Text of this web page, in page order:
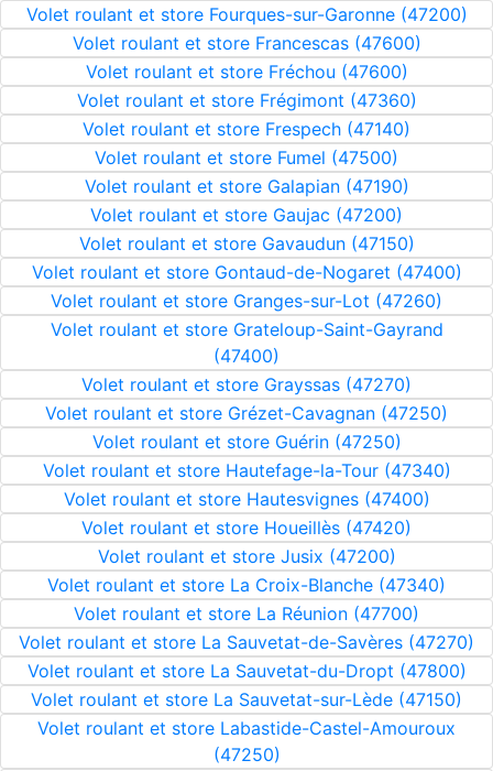
Volet roulant et store Fourques-sur-Garonne (47200)
Volet roulant et store Francescas (47600)
Volet roulant et store Fréchou (47600)
Volet roulant et store Frégimont (47360)
Volet roulant et store Frespech (47140)
Volet roulant et store Fumel (47500)
Volet roulant et store Galapian (47190)
Volet roulant et store Gaujac (47200)
Volet roulant et store Gavaudun (47150)
Volet roulant et store Gontaud-de-Nogaret (47400)
Volet roulant et store Granges-sur-Lot (47260)
Volet roulant et store Grateloup-Saint-Gayrand
(47400)
Volet roulant et store Grayssas (47270)
Volet roulant et store Grézet-Cavagnan (47250)
Volet roulant et store Guérin (47250)
Volet roulant et store Hautefage-la-Tour (47340)
Volet roulant et store Hautesvignes (47400)
Volet roulant et store Houeillès (47420)
Volet roulant et store Jusix (47200)
Volet roulant et store La Croix-Blanche (47340)
Volet roulant et store La Réunion (47700)
Volet roulant et store La Sauvetat-de-Savères (47270)
Volet roulant et store La Sauvetat-du-Dropt (47800)
Volet roulant et store La Sauvetat-sur-Lède (47150)
Volet roulant et store Labastide-Castel-Amouroux
(47250)